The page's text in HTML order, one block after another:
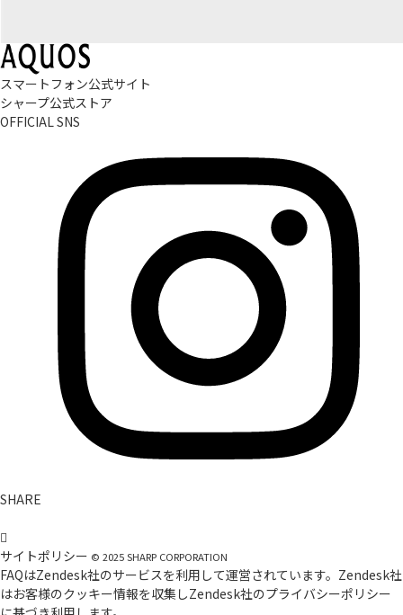
スマートフォン公式サイト
シャープ公式ストア
OFFICIAL SNS
SHARE
サイトポリシー © 2025SHARP CORPORATION
FAQはZendesk社のサービスを利用して運営されています。Zendesk社
はお客様のクッキー情報を収集しZendesk社のプライバシーポリシー